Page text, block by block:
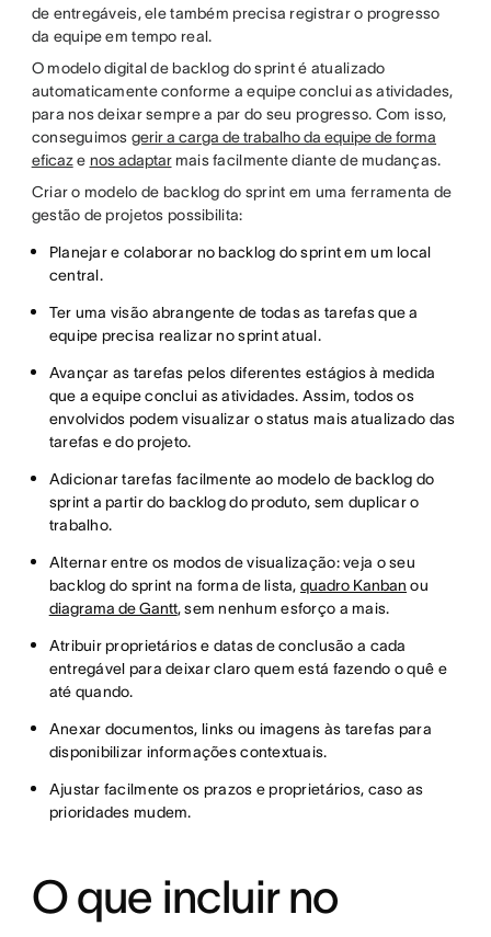
de entregáveis, ele também precisa registrar o progresso
da equipe em tempo real.
O modelo digital de backlog do sprint é atualizado
automaticamente conforme a equipe conclui as atividades,
para nos deixar sempre a par do seu progresso. Com isso,
conseguimosgerir a carga de trabalho da equipe de forma
eficaze nos adaptarmais facilmente diante de mudanças.
Criar o modelo de backlog do sprint em uma ferramenta de
gestão de projetos possibilita:
Planejar e colaborar no backlog do sprint em um local
central.
Ter uma visão abrangente de todas as tarefas que a
equipe precisa realizar no sprint atual.
Avançar as tarefas pelos diferentes estágios à medida
que a equipe conclui as atividades. Assim, todos os
envolvidos podem visualizar o status mais atualizado das
tarefas e do projeto.
Adicionar tarefas facilmente ao modelo de backlog do
sprint a partir do backlog do produto, sem duplicar o
trabalho.
Alternar entre os modos de visualização: veja o seu
backlog do sprint na forma de lista,quadro Kanban ou
diagrama de Gantt, sem nenhum esforço a mais.
Atribuir proprietários e datas de conclusão a cada
entregável para deixar claro quem está fazendo o quê e
até quando.
Anexar documentos, links ou imagens às tarefas para
disponibilizar informações contextuais.
Ajustar facilmente os prazos e proprietários, caso as
prioridades mudem.
O que incluir no